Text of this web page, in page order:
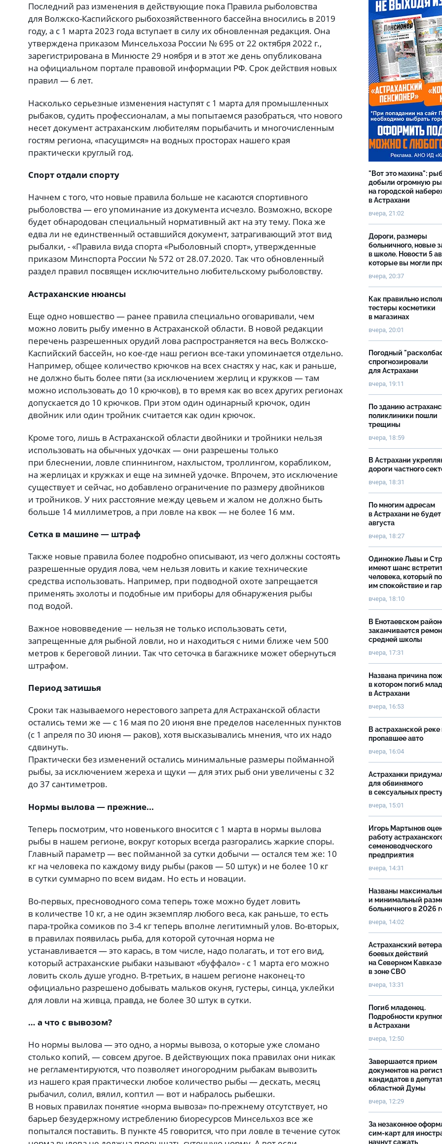
Последний раз изменения в действующие пока Правила рыболовства
для Волжско-Каспийского рыбохозяйственного бассейна вносились в 2019
году, а с 1 марта 2023 года вступает в силу их обновленная редакция. Она
утверждена приказом Минсельхоза России № 695 от 22 октября 2022 г.,
зарегистрирована в Минюсте 29 ноября и в этот же день опубликована
на официальном портале правовой информации РФ. Срок действия новых
правил — 6 лет.
Насколько серьезные изменения наступят с 1 марта для промышленных
рыбаков, судить профессионалам, а мы попытаемся разобраться, что нового
несет документ астраханским любителям порыбачить и многочисленным
гостям региона, «пасущимся» на водных просторах нашего края
практически круглый год.
Спорт отдали спорту
Начнем с того, что новые правила больше не касаются спортивного
рыболовства — его упоминание из документа исчезло. Возможно, вскоре
будет обнародован специальный нормативный акт на эту тему. Пока же
едва ли не единственный оставшийся документ, затрагивающий этот вид
рыбалки, - «Правила вида спорта «Рыболовный спорт», утвержденные
приказом Минспорта России № 572 от 28.07.2020. Так что обновленный
раздел правил посвящен исключительно любительскому рыболовству.
Астраханские нюансы
Еще одно новшество — ранее правила специально оговаривали, чем
можно ловить рыбу именно в Астраханской области. В новой редакции
перечень разрешенных орудий лова распространяется на весь Волжско-
Каспийский бассейн, но кое-где наш регион все-таки упоминается отдельно.
Например, общее количество крючков на всех снастях у нас, как и раньше,
не должно быть более пяти (за исключением жерлиц и кружков — там
можно использовать до 10 крючков), в то время как во всех других регионах
допускается до 10 крючков. При этом один одинарный крючок, один
двойник или один тройник считается как один крючок.
Кроме того, лишь в Астраханской области двойники и тройники нельзя
использовать на обычных удочках — они разрешены только
при блеснении, ловле спиннингом, нахлыстом, троллингом, корабликом,
на жерлицах и кружках и еще на зимней удочке. Впрочем, это исключение
существует и сейчас, но добавлено ограничение по размеру двойников
и тройников. У них расстояние между цевьем и жалом не должно быть
больше 14 миллиметров, а при ловле на квок — не более 16 мм.
Сетка в машине — штраф
Также новые правила более подробно описывают, из чего должны состоять
разрешенные орудия лова, чем нельзя ловить и какие технические
средства использовать. Например, при подводной охоте запрещается
применять эхолоты и подобные им приборы для обнаружения рыбы
под водой.
Важное нововведение — нельзя не только использовать сети,
запрещенные для рыбной ловли, но и находиться с ними ближе чем 500
метров к береговой линии. Так что сеточка в багажнике может обернуться
штрафом.
Период затишья
Сроки так называемого нерестового запрета для Астраханской области
остались теми же — с 16 мая по 20 июня вне пределов населенных пунктов
(с 1 апреля по 30 июня — раков), хотя высказывались мнения, что их надо
сдвинуть.
Практически без изменений остались минимальные размеры пойманной
рыбы, за исключением жереха и щуки — для этих рыб они увеличены с 32
до 37 сантиметров.
Нормы вылова — прежние...
Теперь посмотрим, что новенького вносится с 1 марта в нормы вылова
рыбы в нашем регионе, вокруг которых всегда разгорались жаркие споры.
Главный параметр — вес пойманной за сутки добычи — остался тем же: 10
кг на человека по каждому виду рыбы (раков — 50 штук) и не более 10 кг
в сутки суммарно по всем видам. Но есть и новации.
Во-первых, пресноводного сома теперь тоже можно будет ловить
в количестве 10 кг, а не один экземпляр любого веса, как раньше, то есть
пара-тройка сомиков по 3-4 кг теперь вполне легитимный улов. Во-вторых,
в правилах появилась рыба, для которой суточная норма не
устанавливается — это карась, в том числе, надо полагать, и тот его вид,
который астраханские рыбаки называют «буффало» - с 1 марта его можно
ловить сколь душе угодно. В-третьих, в нашем регионе наконец-то
официально разрешено добывать мальков окуня, густеры, синца, уклейки
для ловли на живца, правда, не более 30 штук в сутки.
… а что с вывозом?
Но нормы вылова — это одно, а нормы вывоза, о которые уже сломано
столько копий, — совсем другое. В действующих пока правилах они никак
не регламентируются, что позволяет иногородним рыбакам вывозить
из нашего края практически любое количество рыбы — дескать, месяц
рыбачил, солил, вялил, коптил — вот и набралось рыбешки.
В новых правилах понятие «норма вывоза» по-прежнему отсутствует, но
барьер безудержному истреблению биоресурсов Минсельхоз все же
попытался поставить. В пункте 45 говорится, что при ловле в течение суток
"Вот это махина":
добыли огромную
на городской
в Астрахани
вчера, 21:02
Дороги, размеры
больничного, новые
в школе. Новости 5
которые вы могли
вчера, 20:37
Как правильно
тестеры косметики
в магазинах
вчера, 20:01
Погодный
спрогнозировали
для Астрахани
вчера, 19:11
По зданию
поликлиники пошли
трещины
вчера, 18:59
В Астрахани
дороги частного
вчера, 18:31
По многим адресам
в Астрахани не будет
августа
вчера, 18:27
Одинокие Львы и
имеют шанс
человека, который
им спокойствие и
вчера, 18:10
В Енотаевском
заканчивается
средней школы
вчера, 17:31
Названа причина
в котором погиб
в Астрахани
вчера, 16:53
В астраханской
пропавшее авто
вчера, 16:04
Астраханки
для обвинямого
в сексуальных
вчера, 15:01
Игорь Мартынов
работу
семеноводческого
предприятия
вчера, 14:31
Названы
и минимальный
больничного в 2026
вчера, 14:02
Астраханский
боевых действий
на Северном
в зоне СВО
вчера, 13:31
Погиб младенец.
Подробности
в Астрахани
вчера, 12:50
Завершается прием
документов на
кандидатов в
областной Думы
вчера, 12:29
За незаконное
сим-карт для
начнут сажать